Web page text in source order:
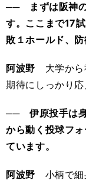
── まずは阪神の
す。ここまで17
敗１ホールド、
阿波野 大学から
期待にしっかり応
── 伊原投手は身
から動く投球フ
ています。
阿波野 小柄で細